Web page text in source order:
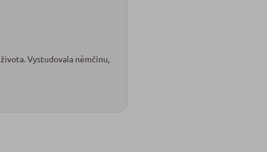
Vystudovala němčinu,